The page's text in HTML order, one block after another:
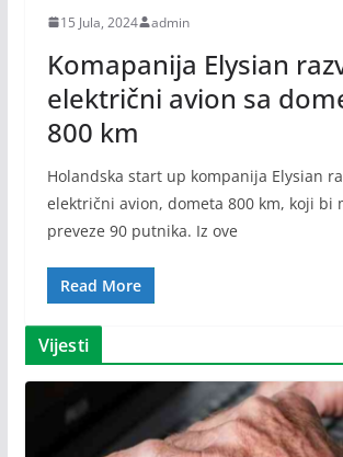
15 Jula, 2024 admin
Komapanija Elysian
električni avion sa
800 km
Holandska start up kompanija Elysian
električni avion, dometa 800 km, koji bi
preveze 90 putnika. Iz ove
Read More
Vijesti